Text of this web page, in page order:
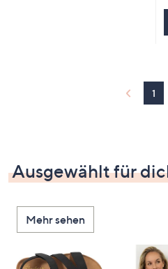
1
Ausgewählt für
Mehr sehen